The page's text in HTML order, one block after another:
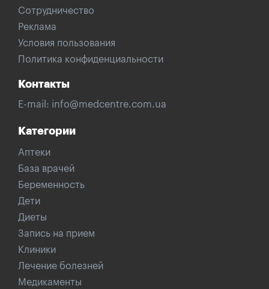
Сотрудничество
Реклама
Условия пользования
Политика конфиденциальности
Контакты
E-mail: info@medcentre.com.ua
Категории
Аптеки
База врачей
Беременность
Дети
Диеты
Запись на прием
Клиники
Лечение болезней
Медикаменты